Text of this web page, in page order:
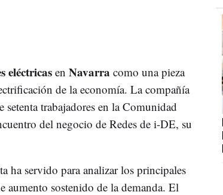
eléctricasen Navarra como una pieza
de la economía. La compañía
setenta trabajadores en la Comunidad
del negocio de Redes de i-DE, su
ha servido para analizar los principales
aumento sostenido de la demanda. El